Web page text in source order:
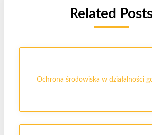
Related Posts
Ochrona środowiska w działalności